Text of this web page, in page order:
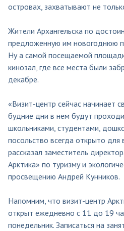
островах, захватывают не
Жители Архангельска по
предложенную им новогоднюю
Ну а самой посещаемой
кинозал, где все места были
декабре.
«Визит-центр сейчас начинает
будние дни в нем будут
школьниками, студентами,
посольство всегда открыто
рассказал заместитель
Арктика» по туризму и
просвещению Андрей Кунников.
Напомним, что визит-центр
открыт ежедневно с 11 до 19
понедельник. Записаться на